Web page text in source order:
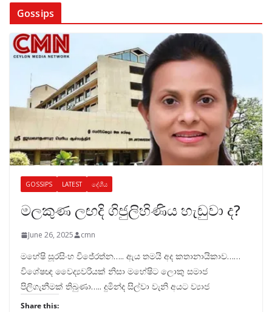
Gossips
GOSSIPS LATEST දේශීය
මලකුණ ලඟදි ගිජුලිහිණිය හැඬුවා ද?
June 26, 2025 cmn
මහේෂි සූරසිංහ විජේරත්න….. ඇය තමයි අද කතානායිකාව……
විශේෂඥ වෛද්‍යවරියක් නිසා මහේෂිට ලොකු සමාජ
පිලිගැනීමක් තිබුණා….. දුමින්ද සිල්වා වැනි අයට ව්‍යාජ
Share this: